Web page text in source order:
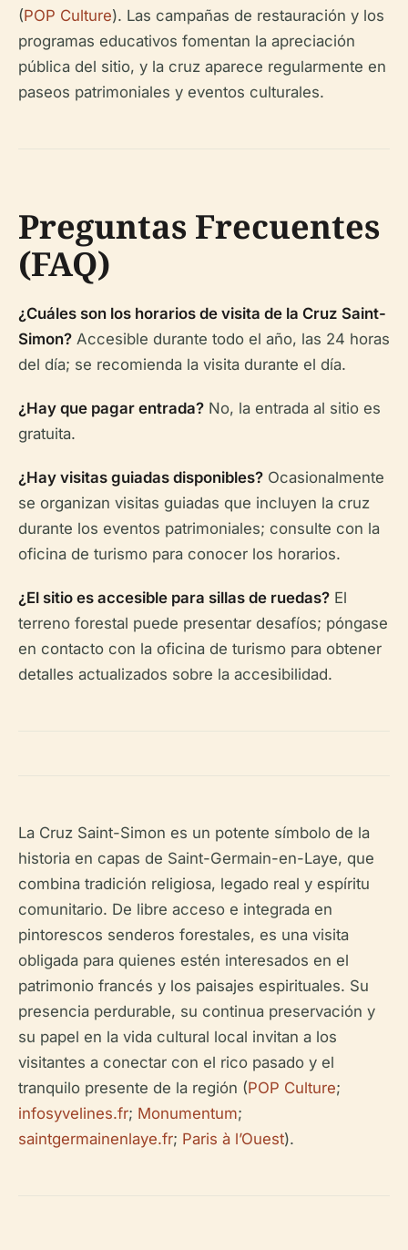
(POP Culture). Las campañas de restauración y los
programas educativos fomentan la apreciación
pública del sitio, y la cruz aparece regularmente en
paseos patrimoniales y eventos culturales.
Preguntas Frecuentes
(FAQ)
¿Cuáles son los horarios de visita de la Cruz Saint-
Simon? Accesible durante todo el año, las 24 horas
del día; se recomienda la visita durante el día.
¿Hay que pagar entrada? No, la entrada al sitio es
gratuita.
¿Hay visitas guiadas disponibles? Ocasionalmente
se organizan visitas guiadas que incluyen la cruz
durante los eventos patrimoniales; consulte con la
oficina de turismo para conocer los horarios.
¿El sitio es accesible para sillas de ruedas? El
terreno forestal puede presentar desafíos; póngase
en contacto con la oficina de turismo para obtener
detalles actualizados sobre la accesibilidad.
La Cruz Saint-Simon es un potente símbolo de la
historia en capas de Saint-Germain-en-Laye, que
combina tradición religiosa, legado real y espíritu
comunitario. De libre acceso e integrada en
pintorescos senderos forestales, es una visita
obligada para quienes estén interesados en el
patrimonio francés y los paisajes espirituales. Su
presencia perdurable, su continua preservación y
su papel en la vida cultural local invitan a los
visitantes a conectar con el rico pasado y el
tranquilo presente de la región (POP Culture;
infosyvelines.fr; Monumentum;
saintgermainenlaye.fr; Paris à l’Ouest).